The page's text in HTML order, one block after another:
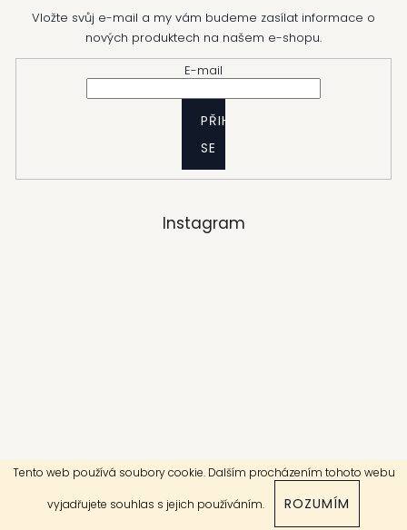
Tento web používá soubory cookie. Dalším procházením tohoto webu
vyjadřujete souhlas s jejich používáním. ROZUMÍM
Vložte svůj e-mail a my vám budeme zasílat informace o
nových produktech na našem e-shopu.
E-mail
PŘIHLÁSIT
SE
Instagram
Sledovat na Instagramu